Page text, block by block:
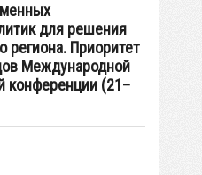
для решения
региона. Приоритет
Международной
конференции (21–